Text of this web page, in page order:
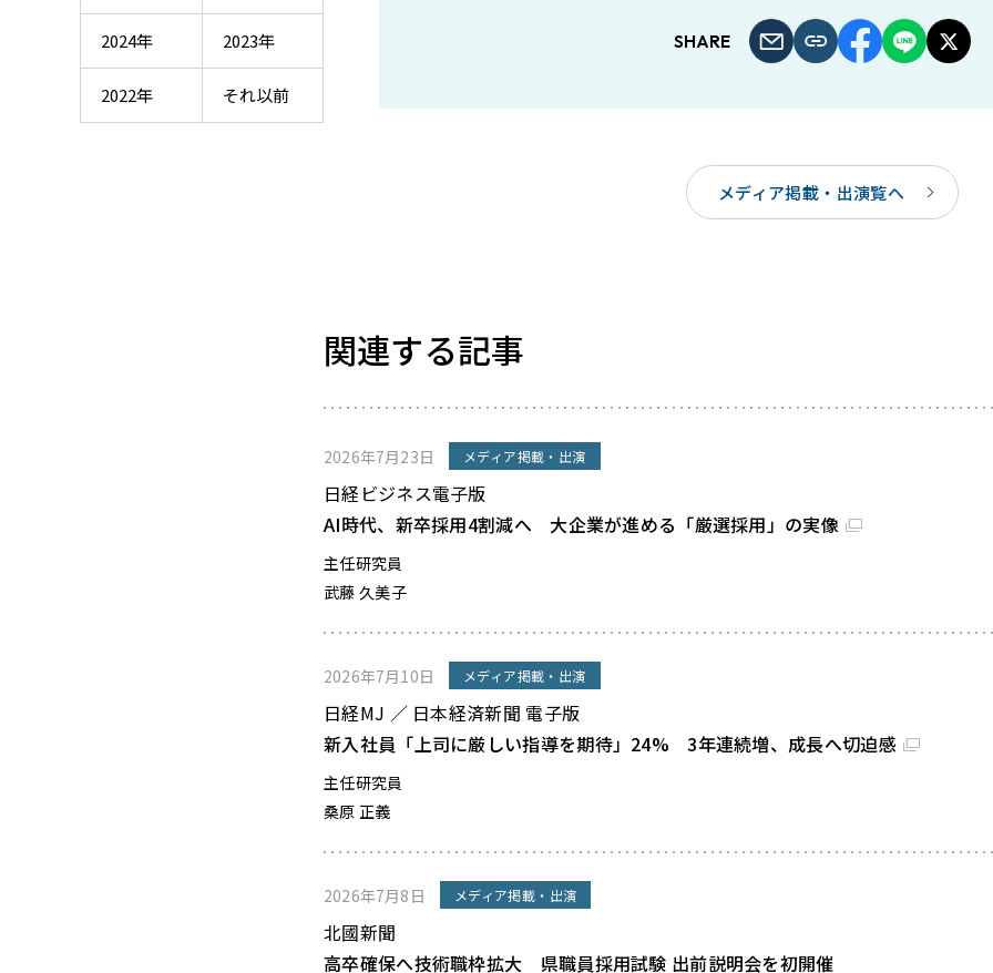
2024年 2023年
2022年 それ以前
SHARE
メディア掲載・出演覧へ
関連する記事
2026年7月23日 メディア掲載・出演
日経ビジネス電子版
AI時代、新卒採用4割減へ 大企業が進める「厳選採用」の実像
主任研究員
武藤 久美子
2026年7月10日 メディア掲載・出演
日経MJ ／ 日本経済新聞 電子版
新入社員「上司に厳しい指導を期待」24% 3年連続増、成長へ切迫感
主任研究員
桑原 正義
2026年7月8日 メディア掲載・出演
北國新聞
高卒確保へ技術職枠拡大 県職員採用試験 出前説明会を初開催